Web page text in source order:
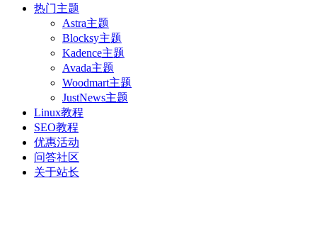
热门主题
Astra主题
Blocksy主题
Kadence主题
Avada主题
Woodmart主题
JustNews主题
Linux教程
SEO教程
优惠活动
问答社区
关于站长